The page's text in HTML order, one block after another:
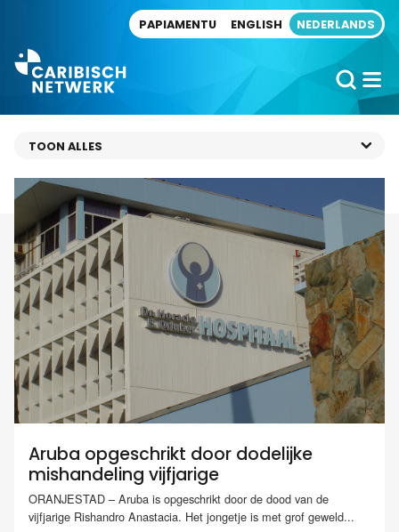
PAPIAMENTU ENGLISH NEDERLANDS
Aruba opgeschrikt door dodelijke
mishandeling vijfjarige
ORANJESTAD – Aruba is opgeschrikt door de dood van de
vijfjarige Rishandro Anastacia. Het jongetje is met grof geweld...